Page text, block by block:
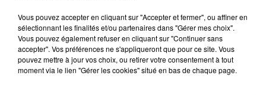
6h03
6h03 6h00
6h00 5h56
5h56
Vous pouvez accepter en cliquant sur "Accepter et fermer", ou affiner en
sélectionnant les finalités et/ou partenaires dans "Gérer mes choix".
Vous pouvez également refuser en cliquant sur "Continuer sans
accepter". Vos préférences ne s'appliqueront que pour ce site. Vous
pouvez mettre à jour vos choix, ou retirer votre consentement à tout
moment via le lien "Gérer les cookies" situé en bas de chaque page.